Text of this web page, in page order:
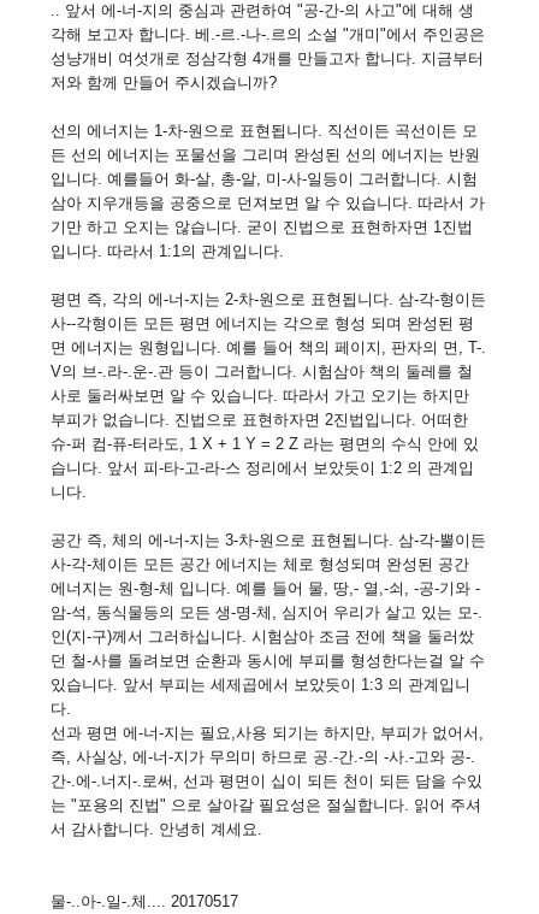
.. 앞서 에-너-지의 중심과 관련하여 "공-간-의 사고"에 대해 생
각해 보고자 합니다. 베.-르.-나-.르의 소설 "개미"에서 주인공은
성냥개비 여섯개로 정삼각형 4개를 만들고자 합니다. 지금부터
저와 함께 만들어 주시겠습니까?
선의 에너지는 1-차-원으로 표현됩니다. 직선이든 곡선이든 모
든 선의 에너지는 포물선을 그리며 완성된 선의 에너지는 반원
입니다. 예를들어 화-살, 총-알, 미-사-일등이 그러합니다. 시험
삼아 지우개등을 공중으로 던져보면 알 수 있습니다. 따라서 가
기만 하고 오지는 않습니다. 굳이 진법으로 표현하자면 1진법
입니다. 따라서 1:1의 관계입니다.
평면 즉, 각의 에-너-지는 2-차-원으로 표현됩니다. 삼-각-형이든
사--각형이든 모든 평면 에너지는 각으로 형성 되며 완성된 평
면 에너지는 원형입니다. 예를 들어 책의 페이지, 판자의 면, T-.
V의 브-.라-.운-.관 등이 그러합니다. 시험삼아 책의 둘레를 철
사로 둘러싸보면 알 수 있습니다. 따라서 가고 오기는 하지만
부피가 없습니다. 진법으로 표현하자면 2진법입니다. 어떠한
슈-퍼 컴-퓨-터라도, 1 X + 1 Y = 2 Z 라는 평면의 수식 안에 있
습니다. 앞서 피-타-고-라-스 정리에서 보았듯이 1:2 의 관계입
니다.
공간 즉, 체의 에-너-지는 3-차-원으로 표현됩니다. 삼-각-뿔이든
사-각-체이든 모든 공간 에너지는 체로 형성되며 완성된 공간
에너지는 원-형-체 입니다. 예를 들어 물, 땅,- 열,-쇠, -공-기와 -
암-석, 동식물등의 모든 생-명-체, 심지어 우리가 살고 있는 모-.
인(지-구)께서 그러하십니다. 시험삼아 조금 전에 책을 둘러쌌
던 철-사를 돌려보면 순환과 동시에 부피를 형성한다는걸 알 수
있습니다. 앞서 부피는 세제곱에서 보았듯이 1:3 의 관계입니
다.
선과 평면 에-너-지는 필요,사용 되기는 하지만, 부피가 없어서,
즉, 사실상, 에-너-지가 무의미 하므로 공.-간.-의 -사.-고와 공-.
간-.에-.너지-.로써, 선과 평면이 십이 되든 천이 되든 담을 수있
는 "포용의 진법" 으로 살아갈 필요성은 절실합니다. 읽어 주셔
서 감사합니다. 안녕히 계세요.
물-..아-.일-.체.... 20170517